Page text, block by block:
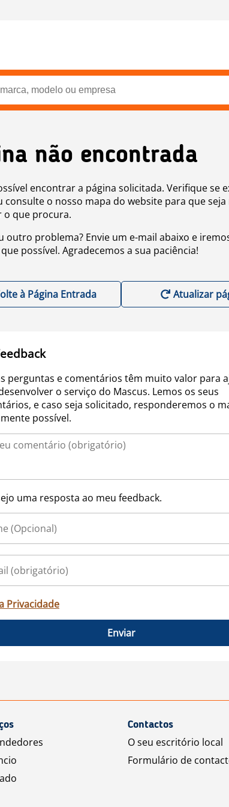
não encontrada
encontrar a página solicitada. Verifique se
consulte o nosso mapa do website para que seja
o que procura.
outro problema? Envie um e-mail abaixo e
possível. Agradecemos a sua paciência!
à Página Entrada Atualizar
perguntas e comentários têm muito valor para
o serviço do Mascus. Lemos os seus
e caso seja solicitado, responderemos o
possível.
uma resposta ao meu feedback.
Privacidade
Enviar
Contactos
O seu escritório local
Formulário de